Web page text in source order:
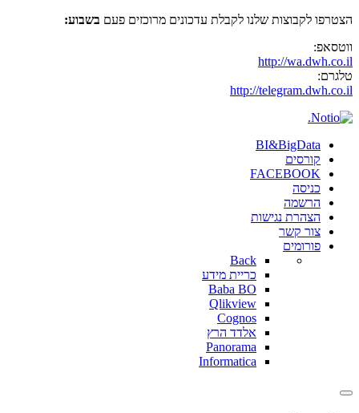
הצטרפו לקבוצות שלנו לקבלת עדכונים מרוכזים פעם בשבוע:
ווטסאפ:
http://wa.dwh.co.il
טלגרם:
http://telegram.dwh.co.il
BI&BigData
קורסים
FACEBOOK
כניסה
הרשמה
הצהרת נגישות
צור קשר
פורומים
Back
כריית מידע
Baba BO
Qlikview
Cognos
אלדד הרץ
Panorama
Informatica